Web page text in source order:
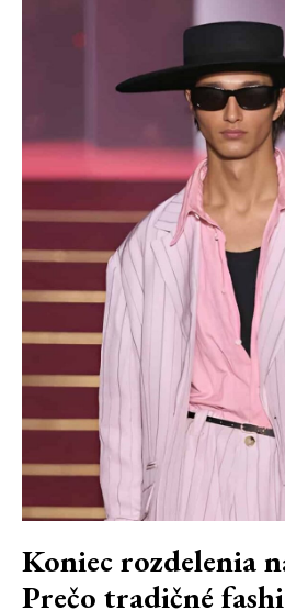
Koniec rozdelenia
Prečo tradičné